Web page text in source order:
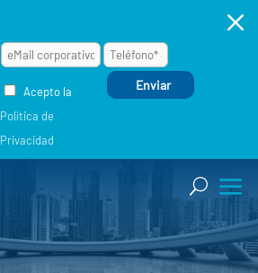
Acepto la
Política de
Privacidad
M